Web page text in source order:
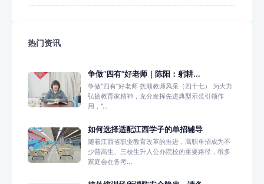
热门资讯
争做“四有”好老师｜陈阳：躬耕...
争做“四有”好老师 抚顺教师风采（四十七） 为大力
弘扬教育家精神，充分发挥先进典型示范引领作
用，“...
如何选择适配江西学子的单招辅导
随着江西省职业教育改革的推进，高职单招成为不
少普高生、三校生升入公办院校的重要路径，很多
家庭会在备考...